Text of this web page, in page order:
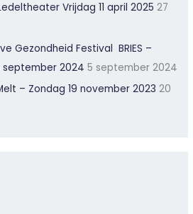
Vrijdag 11 april 2025 27
Gezondheid Festival BRIES –
september 2024 5 september 2024
– Zondag 19 november 2023 20